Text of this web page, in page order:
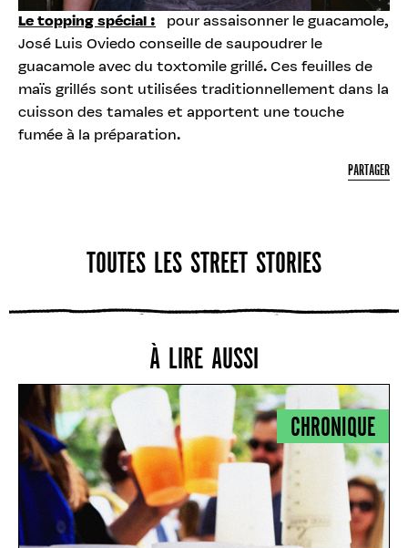
Le topping spécial : pour assaisonner le guacamole,
José Luis Oviedo conseille de saupoudrer le
guacamole avec du toxtomile grillé. Ces feuilles de
maïs grillés sont utilisées traditionnellement dans la
cuisson des tamales et apportent une touche
fumée à la préparation.
PARTAGER
TOUTES LES STREET STORIES
À LIRE AUSSI
CHRONIQUE